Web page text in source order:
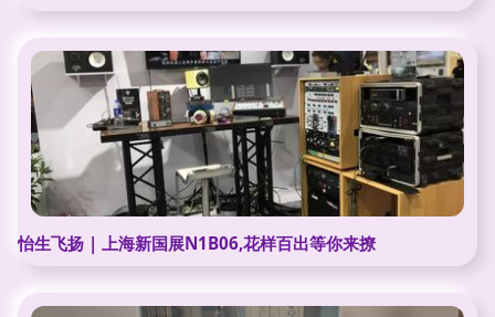
怡生飞扬 | 上海新国展N1B06,花样百出等你来撩